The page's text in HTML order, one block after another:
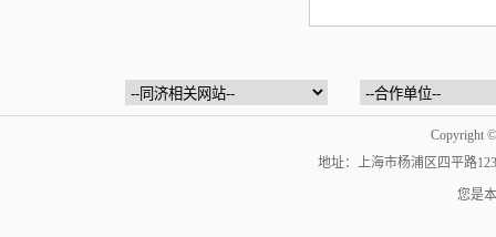
Copyright
地址：上海市杨浦区四平路
您是